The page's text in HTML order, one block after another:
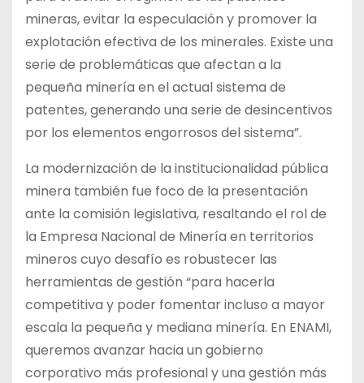
mineras, evitar la especulación y promover la
explotación efectiva de los minerales. Existe una
serie de problemáticas que afectan a la
pequeña minería en el actual sistema de
patentes, generando una serie de desincentivos
por los elementos engorrosos del sistema”.
La modernización de la institucionalidad pública
minera también fue foco de la presentación
ante la comisión legislativa, resaltando el rol de
la Empresa Nacional de Minería en territorios
mineros cuyo desafío es robustecer las
herramientas de gestión “para hacerla
competitiva y poder fomentar incluso a mayor
escala la pequeña y mediana minería. En ENAMI,
queremos avanzar hacia un gobierno
corporativo más profesional y una gestión más